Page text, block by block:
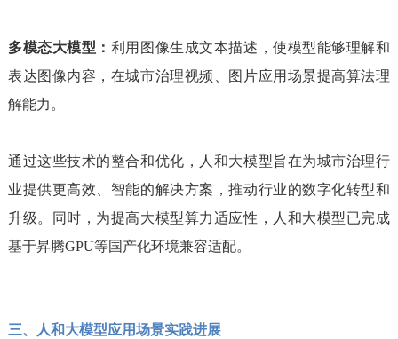
多模态大模型： 利用图像生成文本描述，使模型能够理解和
表达图像内容，在城市治理视频、图片应用场景提高算法理
解能力。
通过这些技术的整合和优化，人和大模型旨在为城市治理行
业提供更高效、智能的解决方案，推动行业的数字化转型和
升级。同时，为提高大模型算力适应性，人和大模型已完成
基于昇腾GPU等国产化环境兼容适配。
三、人和大模型应用场景实践进展